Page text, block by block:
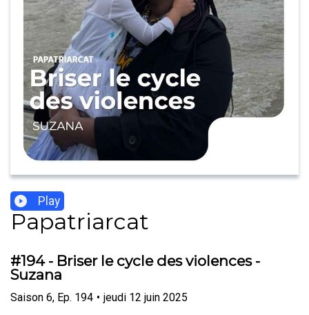
Play
Papatriarcat
#194 - Briser le cycle des violences -
Suzana
Saison 6, Ep. 194 • jeudi 12 juin 2025